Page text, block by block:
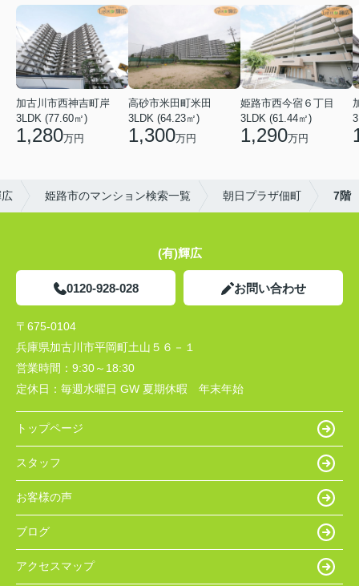
加古川市西神吉町岸
3LDK (77.60㎡)
1,280万円
高砂市米田町米田
3LDK (64.23㎡)
1,300万円
姫路市西今宿６丁目
3LDK (61.44㎡)
1,290万円
姫路市のマンション検索一覧 朝日プラザ佃町 7階
(有)輝広
0120-928-028 お問い合わせ
〒675-0104
兵庫県加古川市平岡町土山５６－１
営業時間： 9:30～18:30
定休日： 毎週水曜日 GW 夏期休暇 年末年始
トップページ
スタッフ
お客様の声
ブログ
アクセスマップ